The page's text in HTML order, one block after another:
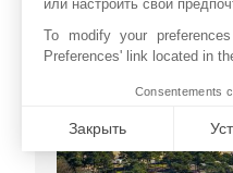
JOHN
или настроить свои
To modify your
Preferences' link located in
Consentements
Закрыть
Axeptio consent
Платформа управления